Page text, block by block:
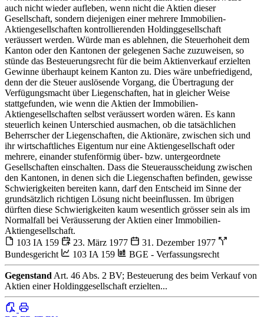
auch nicht wieder aufleben, wenn nicht die Aktien dieser
Gesellschaft, sondern diejenigen einer mehrere Immobilien-
Aktiengesellschaften kontrollierenden Holdinggesellschaft
veräussert werden. Würde man es ablehnen, die Steuerhoheit dem
Kanton oder den Kantonen der gelegenen Sache zuzuweisen, so
stünde das Besteuerungsrecht für die beim Aktienverkauf erzielten
Gewinne überhaupt keinem Kanton zu. Dies wäre unbefriedigend,
denn der die Steuer auslösende Vorgang, die Übertragung der
Verfügungsmacht über Liegenschaften, hat in gleicher Weise
stattgefunden, wie wenn die Aktien der Immobilien-
Aktiengesellschaften selbst veräussert worden wären. Es kann
steuerlich keinen Unterschied ausmachen, ob die tatsächlichen
Beherrscher der Liegenschaften, die Aktionäre, zwischen sich und
ihr wirtschaftliches Eigentum nur eine Aktiengesellschaft oder
mehrere, einander stufenförmig über- bzw. untergeordnete
Gesellschaften einschalten. Dass die Steuerausscheidung zwischen
den Kantonen, in denen sich die Liegenschaften befinden, gewisse
Schwierigkeiten bereiten kann, darf den Entscheid im Sinne der
grundsätzlich richtigen Lösung nicht beeinflussen. Im übrigen
dürften diese Schwierigkeiten kaum wesentlich grösser sein als im
Normalfall bei Veräusserung der Aktien einer Immobilien-
Aktiengesellschaft.
103 IA 159
23. März 1977
31. Dezember 1977
Bundesgericht
103 IA 159 BGE - Verfassungsrecht
Gegenstand Art. 46 Abs. 2 BV; Besteuerung des beim Verkauf von
Aktien einer Holdinggesellschaft erzielten...